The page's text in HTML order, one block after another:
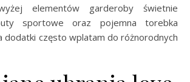
elementów garderoby świetnie
sportowe oraz pojemna torebka
dodatki często wplatam do różnorodnych